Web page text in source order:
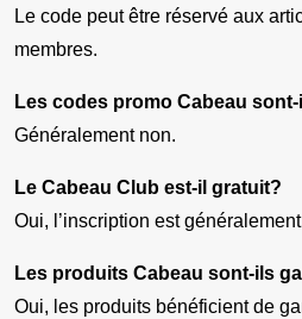
Le code peut être réservé aux
membres.
Les codes promo Cabeau
Généralement non.
Le Cabeau Club est-il gratuit?
Oui, l’inscription est
Les produits Cabeau sont-ils
Oui, les produits bénéficient de